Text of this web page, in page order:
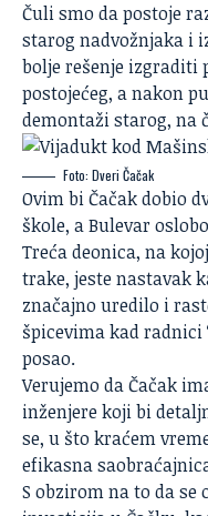
Čuli smo da postoje
starog nadvožnjaka i
bolje rešenje izgraditi
postojećeg, a nakon
demontaži starog, na
Foto: Dveri Čačak
Ovim bi Čačak dobio
škole, a Bulevar
Treća deonica, na
trake, jeste nastavak
značajno uredilo i
špicevima kad radnici
posao.
Verujemo da Čačak
inženjere koji bi
se, u što kraćem
efikasna
S obzirom na to da